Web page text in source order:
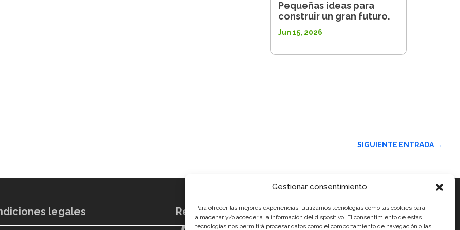
Gestionar consentimiento
Para ofrecer las mejores experiencias, utilizamos tecnologías como las cookies para
almacenar y/o acceder a la información del dispositivo. El consentimiento de estas
tecnologías nos permitirá procesar datos como el comportamiento de navegación o las
Pequeñas ideas para
construir un gran futuro.
Jun 15, 2026
SIGUIENTE ENTRADA →
legales Redes sociales